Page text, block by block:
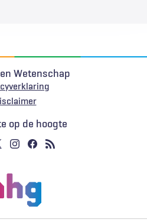
Wetenschap
op de hoogte